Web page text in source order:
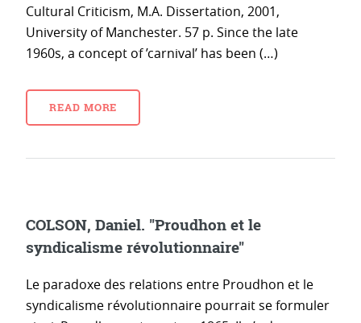
Cultural Criticism, M.A. Dissertation, 2001,
University of Manchester. 57 p. Since the late
1960s, a concept of ’carnival’ has been (…)
READ MORE
COLSON, Daniel. "Proudhon et le
syndicalisme révolutionnaire"
Le paradoxe des relations entre Proudhon et le
syndicalisme révolutionnaire pourrait se formuler